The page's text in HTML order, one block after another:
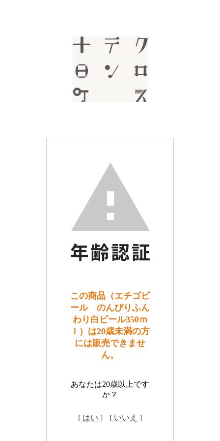
この商品（エチゴビ
ール のんびりふん
わり白ビール350ｍ
ｌ）は20歳未満の方
には販売できませ
ん。
あなたは20歳以上です
か？
[ はい ] [ いいえ ]